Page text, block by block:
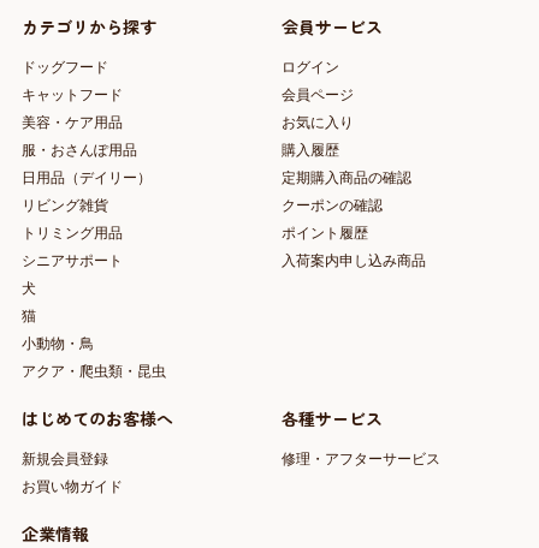
カテゴリから探す
ドッグフード
キャットフード
美容・ケア用品
服・おさんぽ用品
日用品（デイリー）
リビング雑貨
トリミング用品
シニアサポート
犬
猫
小動物・鳥
アクア・爬虫類・昆虫
会員サービス
ログイン
会員ページ
お気に入り
購入履歴
定期購入商品の確認
クーポンの確認
ポイント履歴
入荷案内申し込み商品
はじめてのお客様へ
新規会員登録
お買い物ガイド
各種サービス
修理・アフターサービス
企業情報